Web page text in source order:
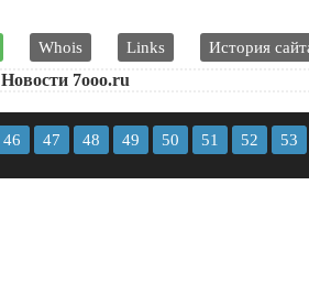
Whois Links История
Новости 7ooo.ru
46 47 48 49 50 51 52 53